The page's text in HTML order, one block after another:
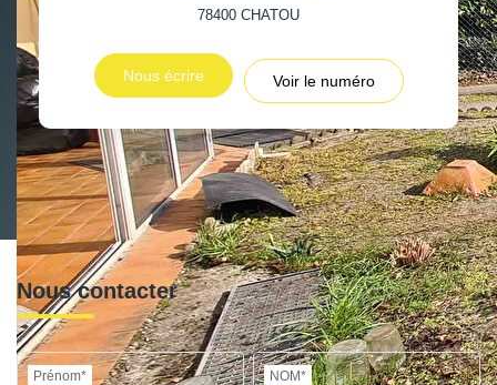
78400 CHATOU
Nous écrire Voir le numéro
Nous contacter
Prénom* NOM*